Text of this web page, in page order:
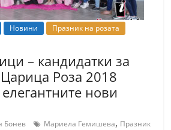
Новини
Празник на розата
– кандидатки за
Роза 2018
нови
Бонев Мариела Гемишева, Празник